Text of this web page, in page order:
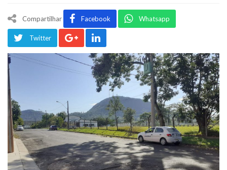
Compartilhar Facebook Whatsapp
Twitter